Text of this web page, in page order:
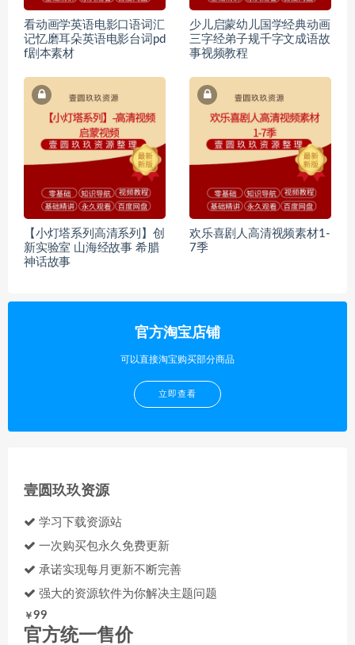
看动画学英语电影口语词汇
记忆磨耳朵英语电影台词pd
f剧本素材
少儿启蒙幼儿国学经典动画
三字经弟子规千字文成语故
事视频教程
【小灯塔系列高清系列】创
新实验室 山海经故事 希腊
神话故事
欢乐喜剧人高清视频素材1-
7季
官方淘宝店铺
可以直接淘宝购买部分商品
立即查看
壹圆玖玖资源
学习下载资源站
一次购买包永久免费更新
承诺实现每月更新不断完善
强大的资源软件为你解决主题问题
￥99
官方统一售价